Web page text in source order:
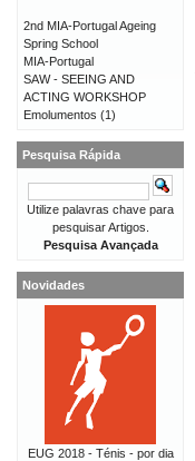
2nd MIA-Portugal Ageing
Spring School
MIA-Portugal
SAW - SEEING AND
ACTING WORKSHOP
Emolumentos (1)
Pesquisa Rápida
Utilize palavras chave para
pesquisar Artigos.
Pesquisa Avançada
Novidades
EUG 2018 - Ténis - por dia